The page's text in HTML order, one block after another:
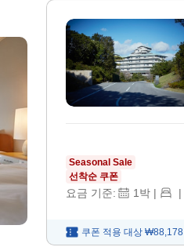
Seasonal Sale
선착순 쿠폰
요금 기준: 1박 | |
쿠폰 적용 대상 ₩88,178